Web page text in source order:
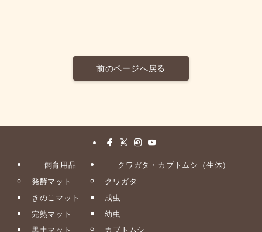
前のページへ戻る
飼育用品
発酵マット
きのこマット
完熟マット
黒土マット
クワガタ・カブトムシ（生体）
クワガタ
成虫
幼虫
カブトムシ